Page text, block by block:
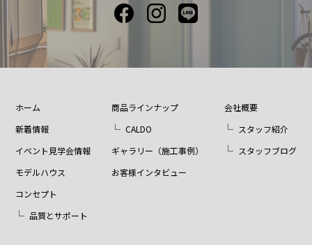
ホーム
新着情報
イベント見学会情報
モデルハウス
コンセプト
品質とサポート
商品ラインナップ
CALDO
ギャラリー（施工事例）
お客様インタビュー
会社概要
スタッフ紹介
スタッフブログ